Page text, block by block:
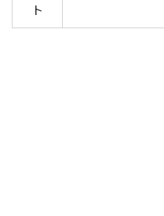
ト